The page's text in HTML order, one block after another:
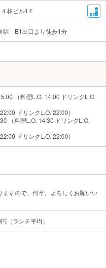
林ビル1Ｆ
駅 B1出口より徒歩1分
（料理L.O. 14:00 ドリンクL.O.
ドリンクL.O. 22:00）
（料理L.O. 14:30 ドリンクL.O.
ドリンクL.O. 22:00）
すので、何卒、よろしくお願いい
（ランチ平均）